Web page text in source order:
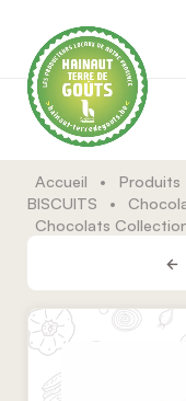
Accueil • Produits
BISCUITS
•